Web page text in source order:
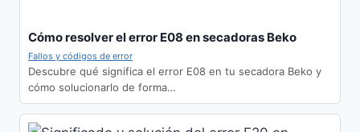
Cómo resolver el error E08 en secadoras Beko
Fallos y códigos de error
Descubre qué significa el error E08 en tu secadora Beko y
cómo solucionarlo de forma…